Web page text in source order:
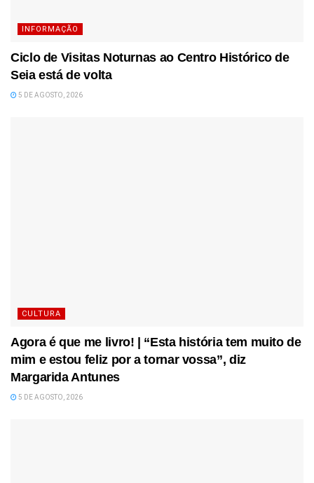
INFORMAÇÃO
Ciclo de Visitas Noturnas ao Centro Histórico de
Seia está de volta
5 DE AGOSTO, 2026
CULTURA
Agora é que me livro! | “Esta história tem muito de
mim e estou feliz por a tornar vossa”, diz
Margarida Antunes
5 DE AGOSTO, 2026